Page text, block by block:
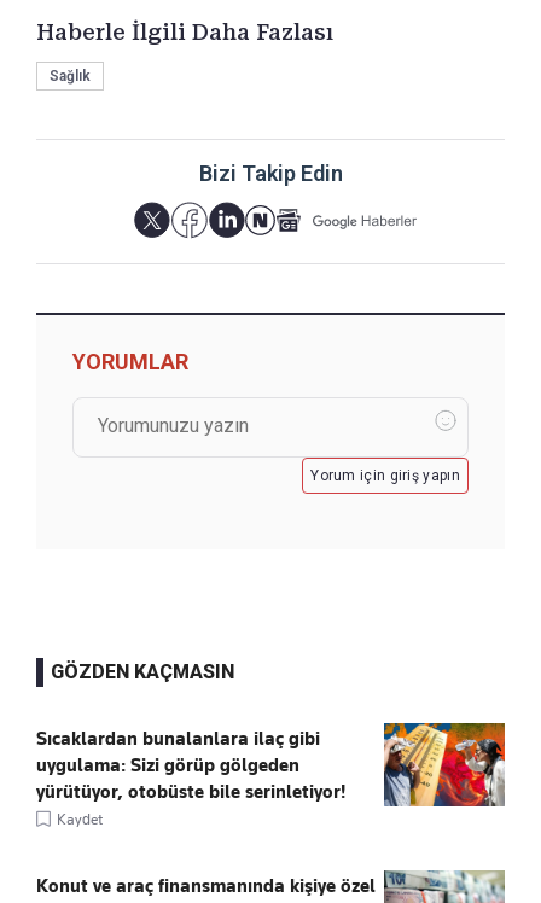
Haberle İlgili Daha Fazlası
Sağlık
Bizi Takip Edin
YORUMLAR
Yorum için giriş yapın
GÖZDEN KAÇMASIN
Sıcaklardan bunalanlara ilaç gibi
uygulama: Sizi görüp gölgeden
yürütüyor, otobüste bile serinletiyor!
Kaydet
Konut ve araç finansmanında kişiye özel